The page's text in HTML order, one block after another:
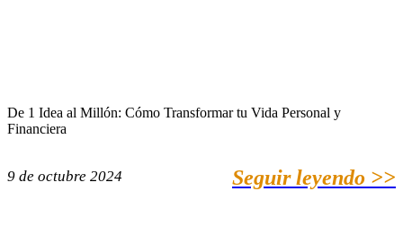
De 1 Idea al Millón: Cómo Transformar tu Vida Personal y
Financiera
9 de octubre 2024 Seguir leyendo >>